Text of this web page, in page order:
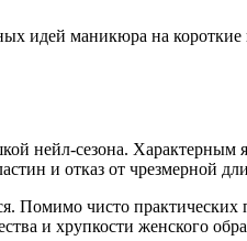
идей маникюра на
нейл-сезона.
и отказ от чрезмерной
Помимо чисто
и хрупкости женского